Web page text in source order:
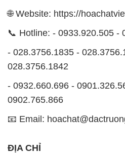
🌐 Website: https://
📞 Hotline: - 0933.920.505 -
- 028.3756.1835 -
028.3756.1842
- 0932.660.696 -
0902.765.866
📧 Email:
ĐỊA CHỈ